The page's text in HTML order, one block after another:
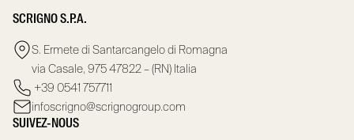
SCRIGNO S.P.A.
S. Ermete di Santarcangelo di Romagna
via Casale, 975 47822 – (RN) Italia
+39 0541 757711
infoscrigno@scrignogroup.com
SUIVEZ-NOUS